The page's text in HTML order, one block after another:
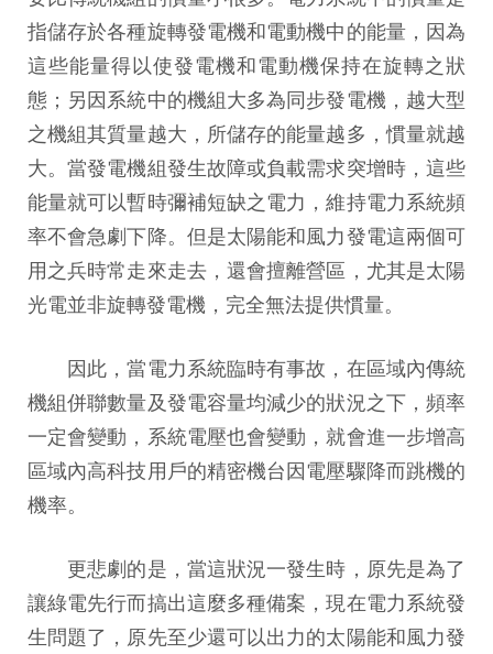
指儲存於各種旋轉發電機和電動機中的能量，因為
這些能量得以使發電機和電動機保持在旋轉之狀
態；另因系統中的機組大多為同步發電機，越大型
之機組其質量越大，所儲存的能量越多，慣量就越
大。當發電機組發生故障或負載需求突增時，這些
能量就可以暫時彌補短缺之電力，維持電力系統頻
率不會急劇下降。但是太陽能和風力發電這兩個可
用之兵時常走來走去，還會擅離營區，尤其是太陽
光電並非旋轉發電機，完全無法提供慣量。
因此，當電力系統臨時有事故，在區域內傳統
機組併聯數量及發電容量均減少的狀況之下，頻率
一定會變動，系統電壓也會變動，就會進一步增高
區域內高科技用戶的精密機台因電壓驟降而跳機的
機率。
更悲劇的是，當這狀況一發生時，原先是為了
讓綠電先行而搞出這麼多種備案，現在電力系統發
生問題了，原先至少還可以出力的太陽能和風力發